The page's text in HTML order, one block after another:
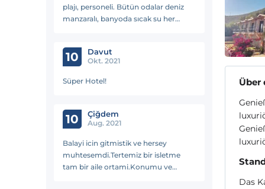
plajı, personeli. Bütün odalar deniz
manzaralı, banyoda sıcak su her
10 Davut
Okt. 2021
Süper Hotel!
10 Çiğdem
Aug. 2021
Balayi icin gitmistik ve hersey
muhtesemdi.Tertemiz bir isletme
tam bir aile ortami.Konumu ve
Über
Das